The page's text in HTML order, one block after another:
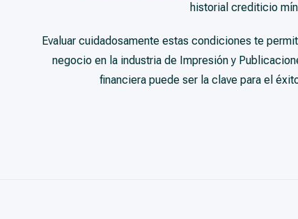
historial crediticio
Evaluar cuidadosamente estas condiciones te
negocio en la industria de Impresión y
financiera puede ser la clave para el